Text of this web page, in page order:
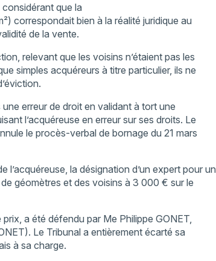
considérant que la
correspondait bien à la réalité juridique au
de la vente.
relevant que les voisins n’étaient pas les
simples acquéreurs à titre particulier, ils ne
erreur de droit en validant à tort une
l’acquéreuse en erreur sur ses droits. Le
le procès-verbal de bornage du 21 mars
l’acquéreuse, la désignation d’un expert pour un
géomètres et des voisins à 3 000 € sur le
a été défendu par Me Philippe GONET,
Le Tribunal a entièrement écarté sa
à sa charge.